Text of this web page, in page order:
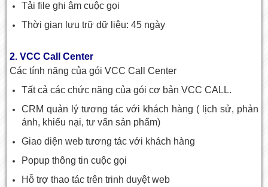
Tải file ghi âm cuộc gọi
Thời gian lưu trữ dữ liệu: 45 ngày
2. VCC Call Center
Các tính năng của gói VCC Call Center
Tất cả các chức năng của gói cơ bản VCC CALL.
CRM quản lý tương tác với khách hàng ( lịch sử, phản
ánh, khiếu nại, tư vấn sản phẩm)
Giao diện web tương tác với khách hàng
Popup thông tin cuộc gọi
Hỗ trợ thao tác trên trinh duyệt web